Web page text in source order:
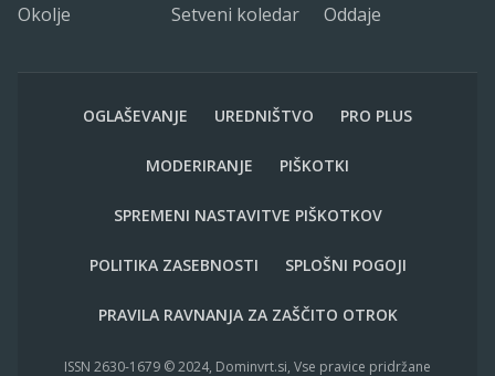
Okolje
Setveni koledar Oddaje
OGLAŠEVANJE UREDNIŠTVO PRO PLUS
MODERIRANJE PIŠKOTKI
SPREMENI NASTAVITVE PIŠKOTKOV
POLITIKA ZASEBNOSTI SPLOŠNI POGOJI
PRAVILA RAVNANJA ZA ZAŠČITO OTROK
ISSN 2630-1679 © 2024, Dominvrt.si, Vse pravice pridržane